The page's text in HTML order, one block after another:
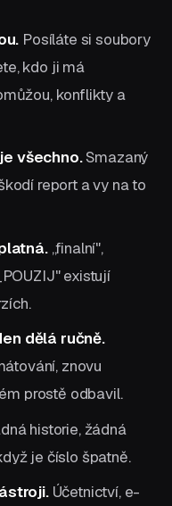
Posíláte si soubory
kdo ji má
konflikty a
všechno.Smazaný
report a vy na to
„finalní",
existují
dělá ručně.
znovu
prostě odbavil.
historie, žádná
je číslo špatně.
Účetnictví, e-